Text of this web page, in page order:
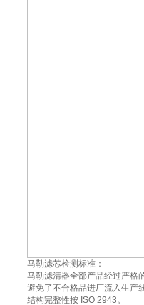
马勒滤芯检测标准：
马勒滤清器全部产品经过严格
避免了不合格品进厂流入生产
结构完整性按 ISO 2943。